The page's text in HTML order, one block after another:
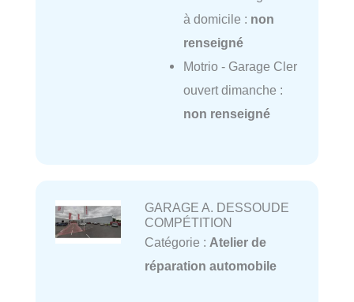
à domicile : non
renseigné
Motrio - Garage Cler
ouvert dimanche :
non renseigné
GARAGE A. DESSOUDE
COMPÉTITION
Catégorie : Atelier de
réparation automobile